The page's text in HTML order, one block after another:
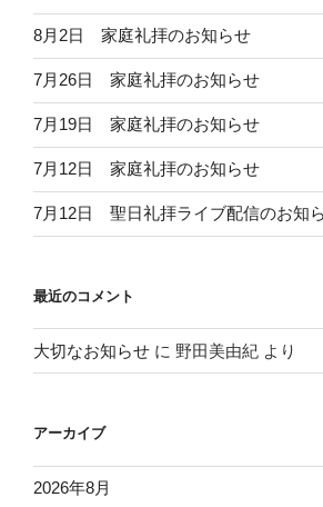
8月2日 家庭礼拝のお知らせ
7月26日 家庭礼拝のお知らせ
7月19日 家庭礼拝のお知らせ
7月12日 家庭礼拝のお知らせ
7月12日 聖日礼拝ライブ配信のお知
最近のコメント
大切なお知らせ に 野田美由紀 より
アーカイブ
2026年8月